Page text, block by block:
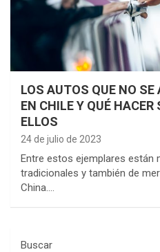
LOS AUTOS QUE NO SE
EN CHILE Y QUÉ HACER
ELLOS
24 de julio de 2023
Entre estos ejemplares están
tradicionales y también de
China.…
Buscar